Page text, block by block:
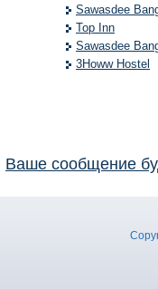
Sawasdee
Top Inn
Sawasdee
3Howw Hostel
Ваше сообщение